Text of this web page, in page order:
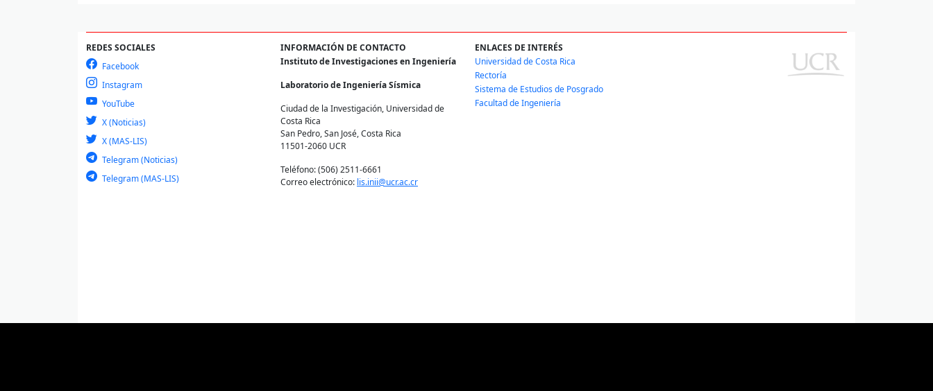
REDES SOCIALES
Facebook
Instagram
YouTube
X (Noticias)
X (MAS-LIS)
Telegram (Noticias)
Telegram (MAS-LIS)
INFORMACIÓN DE CONTACTO
Instituto de Investigaciones en Ingeniería
Laboratorio de Ingeniería Sísmica
Ciudad de la Investigación, Universidad de
Costa Rica
San Pedro, San José, Costa Rica
11501-2060 UCR
Teléfono: (506) 2511-6661
Correo electrónico: lis.inii@ucr.ac.cr
ENLACES DE INTERÉS
Universidad de Costa Rica
Rectoría
Sistema de Estudios de Posgrado
Facultad de Ingeniería